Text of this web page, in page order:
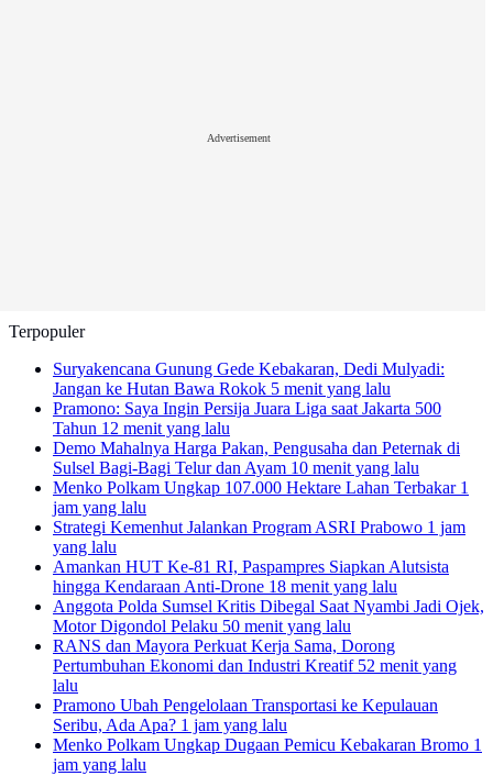
Advertisement
Terpopuler
Suryakencana Gunung Gede Kebakaran, Dedi Mulyadi:
Jangan ke Hutan Bawa Rokok 5 menit yang lalu
Pramono: Saya Ingin Persija Juara Liga saat Jakarta 500
Tahun 12 menit yang lalu
Demo Mahalnya Harga Pakan, Pengusaha dan Peternak di
Sulsel Bagi-Bagi Telur dan Ayam 10 menit yang lalu
Menko Polkam Ungkap 107.000 Hektare Lahan Terbakar 1
jam yang lalu
Strategi Kemenhut Jalankan Program ASRI Prabowo 1 jam
yang lalu
Amankan HUT Ke-81 RI, Paspampres Siapkan Alutsista
hingga Kendaraan Anti-Drone 18 menit yang lalu
Anggota Polda Sumsel Kritis Dibegal Saat Nyambi Jadi Ojek,
Motor Digondol Pelaku 50 menit yang lalu
RANS dan Mayora Perkuat Kerja Sama, Dorong
Pertumbuhan Ekonomi dan Industri Kreatif 52 menit yang
lalu
Pramono Ubah Pengelolaan Transportasi ke Kepulauan
Seribu, Ada Apa? 1 jam yang lalu
Menko Polkam Ungkap Dugaan Pemicu Kebakaran Bromo 1
jam yang lalu